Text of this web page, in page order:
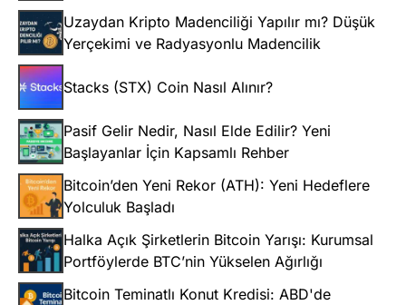
Uzaydan Kripto Madenciliği Yapılır mı? Düşük
Yerçekimi ve Radyasyonlu Madencilik
Stacks (STX) Coin Nasıl Alınır?
Pasif Gelir Nedir, Nasıl Elde Edilir? Yeni
Başlayanlar İçin Kapsamlı Rehber
Bitcoin’den Yeni Rekor (ATH): Yeni Hedeflere
Yolculuk Başladı
Halka Açık Şirketlerin Bitcoin Yarışı: Kurumsal
Portföylerde BTC’nin Yükselen Ağırlığı
Bitcoin Teminatlı Konut Kredisi: ABD'de